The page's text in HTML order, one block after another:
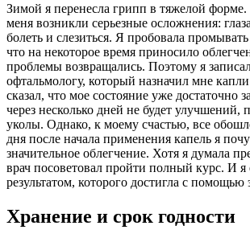
Зимой я перенесла грипп в тяжелой форме.
меня возникли серьезные осложнения:
болеть и слезиться. Я пробовала
что на некоторое время приносило
проблемы возвращались. Поэтому я
офтальмологу, который назначил мне
сказал, что мое состояние уже достаточно
через несколько дней не будет улучшений,
уколы. Однако, к моему счастью, все
дня после начала применения капель я
значительное облегчение. Хотя я думала
врач посоветовал пройти полный курс. И я
результатом, которого достигла с помощью
Хранение и срок годности